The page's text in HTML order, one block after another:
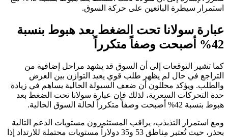
استمرار سيطرة البائعين على حركة السوق.
عبارة سولانا تحت الضغط بعد هبوط بنسبة
42% أصبحت وصفاً متكرراً
كما تشير التوقعات إلى أن السوق قد يشهد مراحل إضافية من
التراجع في حال لم يظهر طلب قوي يعيد التوازن بين العرض
والطلب. ويؤكد محللون أن ضعف السيولة الحالية يساهم في زيادة
حدة التحركات السعرية، لذلك فإن عبارة سولانا تحت الضغط بعد
هبوط بنسبة 42% أصبحت وصفاً متكرراً لحالة السوق الحالية.
ومع استمرار التذبذب، يراقب المستثمرون مستويات الدعم التالية
بحذر، حيث تُعتبر مناطق 53 و35 دولاراً مستويات محتملة للارتداد إذا